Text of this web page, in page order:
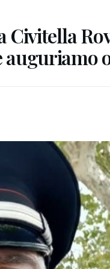
auguriamo